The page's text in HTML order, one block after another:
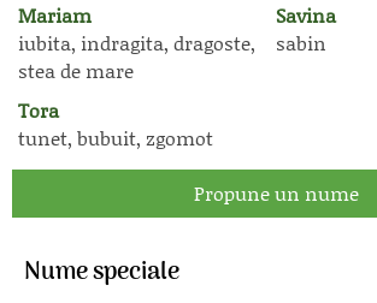
Mariam
iubita, indragita, dragoste,
stea de mare
Savina
sabin
Tora
tunet, bubuit, zgomot
Propune un nume
Nume speciale